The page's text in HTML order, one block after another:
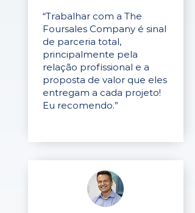
“Trabalhar com a The
Foursales Company é sinal
de parceria total,
principalmente pela
relação profissional e a
proposta de valor que eles
entregam a cada projeto!
Eu recomendo.”